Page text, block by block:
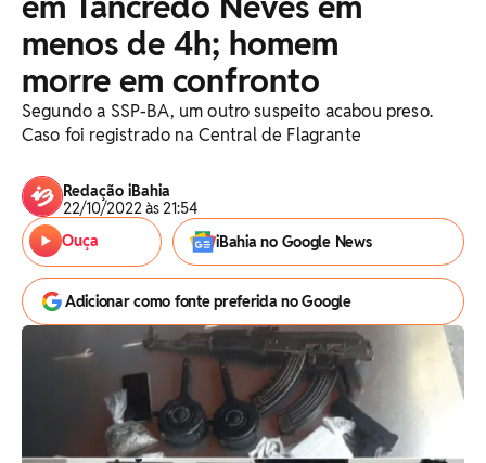
menos de 4h; homem
morre em confronto
Segundo a SSP-BA, um outro suspeito acabou preso.
Caso foi registrado na Central de Flagrante
Redação iBahia
22/10/2022 às 21:54
Ouça
iBahia no Google News
Adicionar como fonte preferida no Google